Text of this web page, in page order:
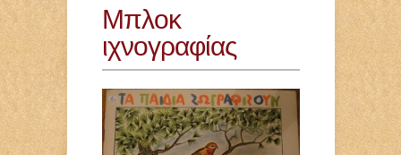
Μπλοκ
ιχνογραφίας